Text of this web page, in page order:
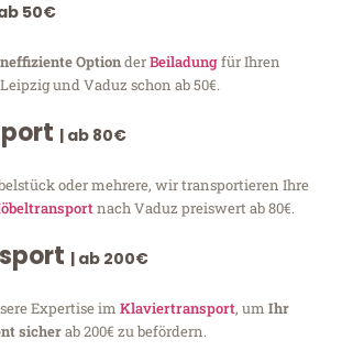
50€
OptionderBeiladungfür Ihren
und Vaduz schon ab 50€.
| ab 80€
oder mehrere, wir transportieren Ihre
nach Vaduz preiswert ab 80€.
| ab 200€
Expertise im Klaviertransport, um Ihr
sicherab 200€ zu befördern.